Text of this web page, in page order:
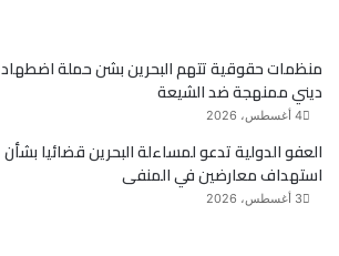
منظمات حقوقية تتهم البحرين بشن حملة اضطهاد
ديني ممنهجة ضد الشيعة
4 أغسطس، 2026
العفو الدولية تدعو لمساءلة البحرين قضائيا بشأن
استهداف معارضين في المنفى
3 أغسطس، 2026